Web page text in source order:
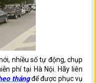
nhiều số tự động, chụp
phí tại Hà Nội. Hãy liên
thángđể được phục vụ